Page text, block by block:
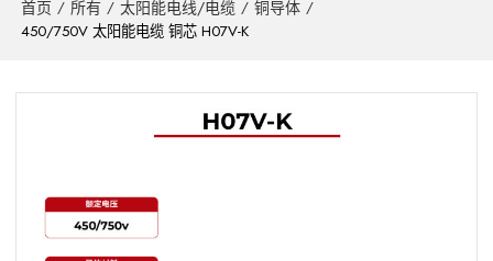
首页 / 所有 / 太阳能电线/电缆 / 铜导体 /
450/750V 太阳能电缆 铜芯 H07V-K